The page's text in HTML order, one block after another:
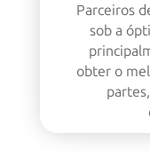
Parceiros
sob a
obter o